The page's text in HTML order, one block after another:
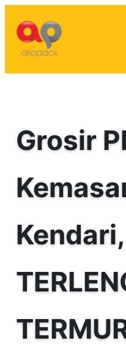
konten
Grosir
Kendari,